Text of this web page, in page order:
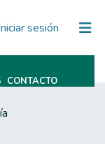
sesión (current)
CONTACTO